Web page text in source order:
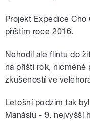
Projekt Expedice Cho
příštím roce 2016.
Nehodil ale flintu do
na příští rok, nicméně
zkušeností ve
Letošní podzim tak
Manáslu - 9. nejvyšší